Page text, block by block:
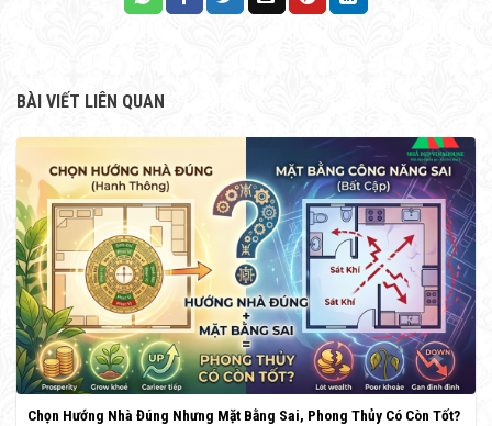
BÀI VIẾT LIÊN QUAN
Chọn Hướng Nhà Đúng Nhưng Mặt Bằng Sai, Phong Thủy Có Còn Tốt?